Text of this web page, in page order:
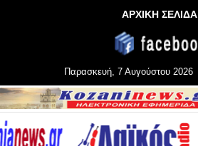
ΑΡΧΙΚΗ ΣΕΛΙΔΑ
Παρασκευή, 7 Αυγούστου 2026